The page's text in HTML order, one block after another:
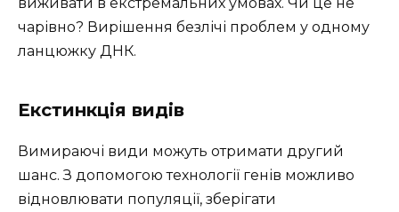
чарівно? Вирішення безлічі проблем у одному
ланцюжку ДНК.
Екстинкція видів
Вимираючі види можуть отримати другий
шанс. З допомогою технології генів можливо
відновлювати популяції, зберігати